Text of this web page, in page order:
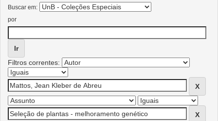
Buscar em:
por
Filtros correntes: